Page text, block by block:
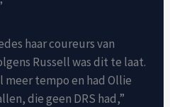
haar coureurs van
Russell was dit te laat.
meer tempo en had Ollie
die geen DRS had,”